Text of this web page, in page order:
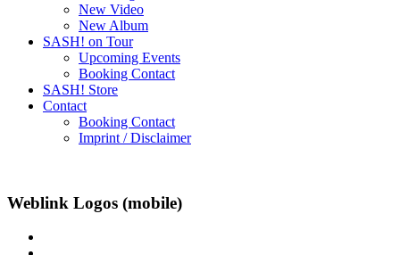
New Video
New Album
SASH! on Tour
Upcoming Events
Booking Contact
SASH! Store
Contact
Booking Contact
Imprint / Disclaimer
Weblink Logos (mobile)